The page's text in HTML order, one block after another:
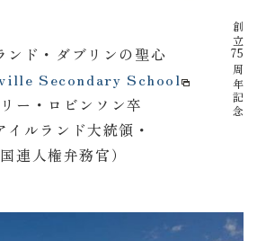
ンド・ダブリンの聖心
Secondary School
ー・ロビンソン卒
イルランド大統領・
連人権弁務官）
創立
75
周年記念